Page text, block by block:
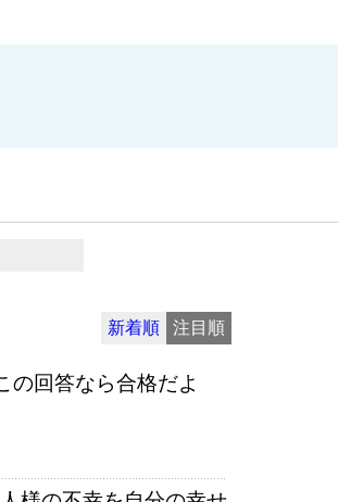
新着順 注目順
の回答なら合格だよ